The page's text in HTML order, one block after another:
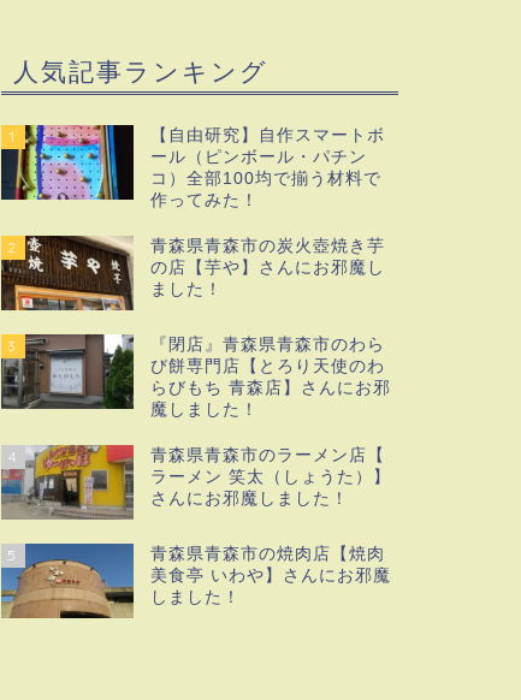
人気記事ランキング
1
【自由研究】自作スマートボ
ール（ピンボール・パチン
コ）全部100均で揃う材料で
作ってみた！
2
青森県青森市の炭火壺焼き芋
の店【芋や】さんにお邪魔し
ました！
3
『閉店』青森県青森市のわら
び餅専門店【とろり天使のわ
らびもち 青森店】さんにお邪
魔しました！
4
青森県青森市のラーメン店【
ラーメン 笑太（しょうた）】
さんにお邪魔しました！
5
青森県青森市の焼肉店【焼肉
美食亭 いわや】さんにお邪魔
しました！